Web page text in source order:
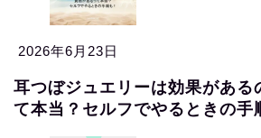
2026年6月23日
耳つぼジュエリーは効果がある
て本当？セルフでやるときの手